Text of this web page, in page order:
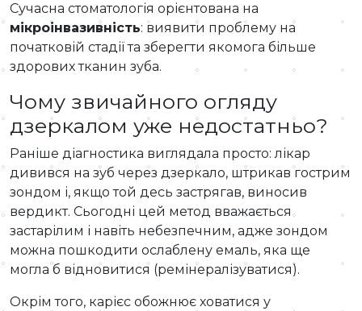
Сучасна стоматологія орієнтована на
мікроінвазивність: виявити проблему на
початковій стадії та зберегти якомога більше
здорових тканин зуба.
Чому звичайного огляду
дзеркалом уже недостатньо?
Раніше діагностика виглядала просто: лікар
дивився на зуб через дзеркало, штрикав гострим
зондом і, якщо той десь застрягав, виносив
вердикт. Сьогодні цей метод вважається
застарілим і навіть небезпечним, адже зондом
можна пошкодити ослаблену емаль, яка ще
могла б відновитися (ремінералізуватися).
Окрім того, карієс обожнює ховатися у